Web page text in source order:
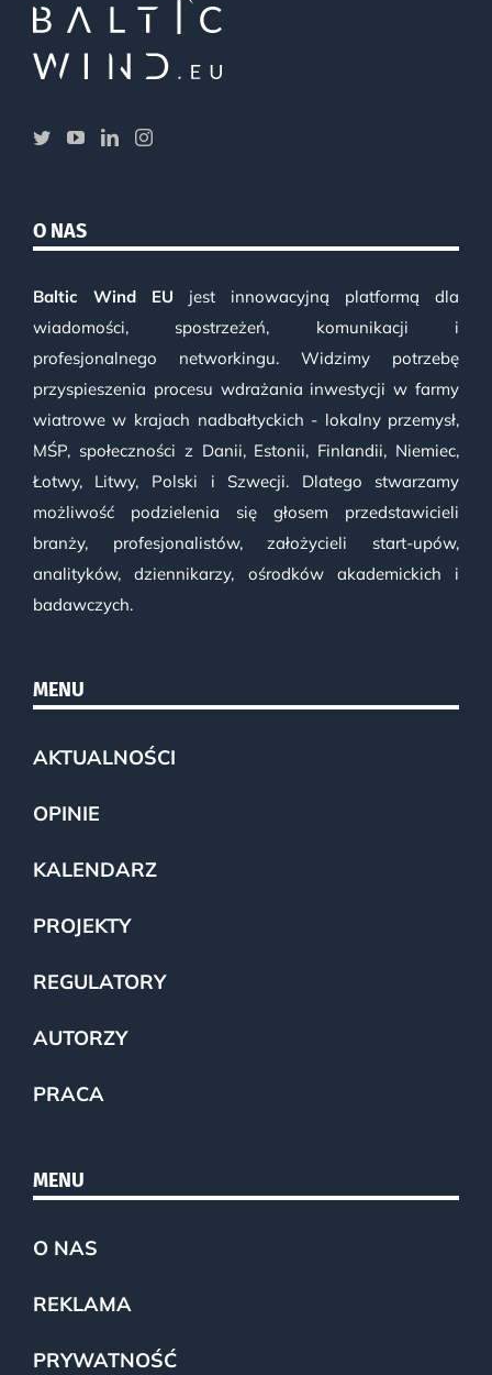
O NAS
Baltic Wind EU jest innowacyjną platformą dla
wiadomości, spostrzeżeń, komunikacji i
profesjonalnego networkingu. Widzimy potrzebę
przyspieszenia procesu wdrażania inwestycji w farmy
wiatrowe w krajach nadbałtyckich - lokalny przemysł,
MŚP, społeczności z Danii, Estonii, Finlandii, Niemiec,
Łotwy, Litwy, Polski i Szwecji. Dlatego stwarzamy
możliwość podzielenia się głosem przedstawicieli
branży, profesjonalistów, założycieli start-upów,
analityków, dziennikarzy, ośrodków akademickich i
badawczych.
MENU
AKTUALNOŚCI
OPINIE
KALENDARZ
PROJEKTY
REGULATORY
AUTORZY
PRACA
MENU
O NAS
REKLAMA
PRYWATNOŚĆ